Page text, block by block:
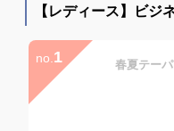
【レディース】ビジ
no. 1